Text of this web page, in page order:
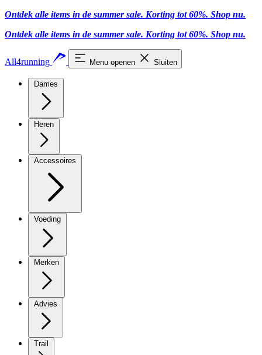
Ontdek alle items in de summer sale. Korting tot 60%. Shop nu.
Ontdek alle items in de summer sale. Korting tot 60%. Shop nu.
All4running Menu openen Sluiten
Dames
Heren
Accessoires
Voeding
Merken
Advies
Trail